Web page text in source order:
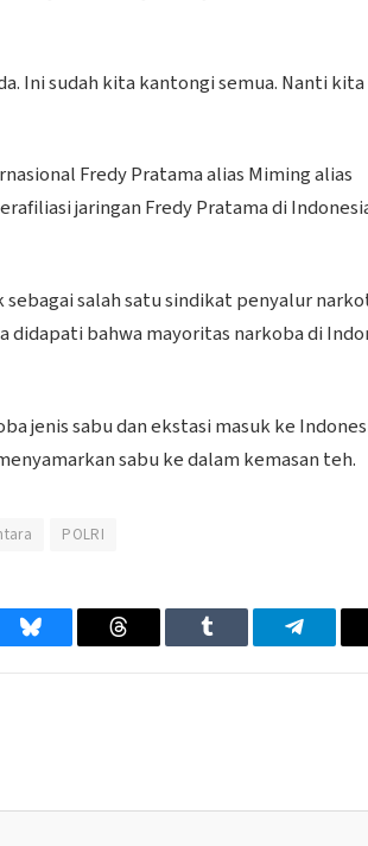
Ini sudah kita kantongi semua. Nanti kita
Fredy Pratama alias Miming alias
jaringan Fredy Pratama di
salah satu sindikat penyalur
didapati bahwa mayoritas narkoba di
jenis sabu dan ekstasi masuk ke
sabu ke dalam kemasan teh.
POLRI
Bluesky Threads Tumblr